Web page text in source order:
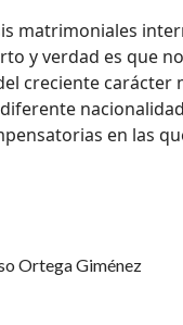
matrimoniales
y verdad es que
creciente
en las
Ortega Giménez